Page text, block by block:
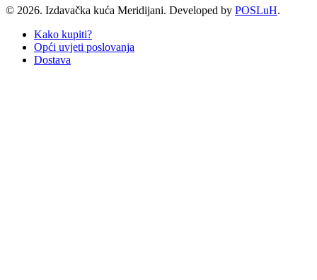
© 2026. Izdavačka kuća Meridijani. Developed by POSLuH.
Kako kupiti?
Opći uvjeti poslovanja
Dostava